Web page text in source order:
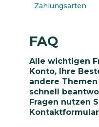
Zahlungsarten
FAQ
Alle wichtigen
Konto, Ihre
andere
schnell
Fragen nutzen